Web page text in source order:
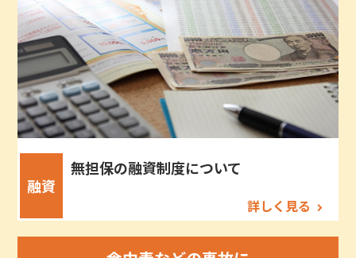
融資
無担保の融資制度について
詳しく見る